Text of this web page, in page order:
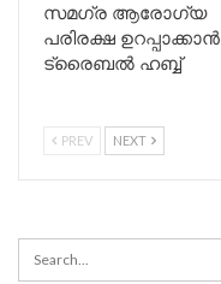
സമഗ്ര ആരോഗ്യ
പരിരക്ഷ ഉറപ്പാക്കാന്‍
ട്രൈബല്‍ ഹബ്ബ്
PREV NEXT